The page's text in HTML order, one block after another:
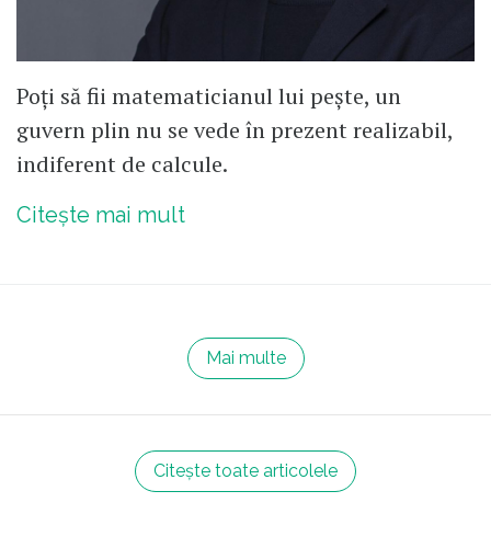
Poți să fii matematicianul lui pește, un
guvern plin nu se vede în prezent realizabil,
indiferent de calcule.
Citește mai mult
Mai multe
Citește toate articolele